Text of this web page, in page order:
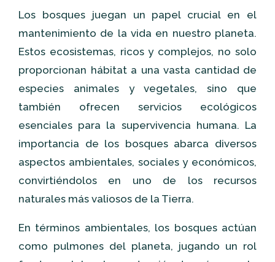
Los bosques juegan un papel crucial en el
mantenimiento de la vida en nuestro planeta.
Estos ecosistemas, ricos y complejos, no solo
proporcionan hábitat a una vasta cantidad de
especies animales y vegetales, sino que
también ofrecen servicios ecológicos
esenciales para la supervivencia humana. La
importancia de los bosques abarca diversos
aspectos ambientales, sociales y económicos,
convirtiéndolos en uno de los recursos
naturales más valiosos de la Tierra.
En términos ambientales, los bosques actúan
como pulmones del planeta, jugando un rol